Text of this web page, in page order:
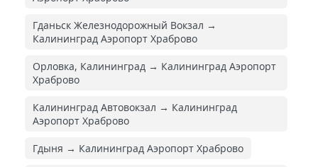
Гданьск Железнодорожный Вокзал →
Калининград Аэропорт Храброво
Орловка, Калининград → Калининград Аэропорт
Храброво
Калининград Автовокзал → Калининград
Аэропорт Храброво
Гдыня → Калининград Аэропорт Храброво